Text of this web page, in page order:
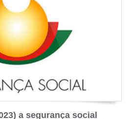
a segurança social